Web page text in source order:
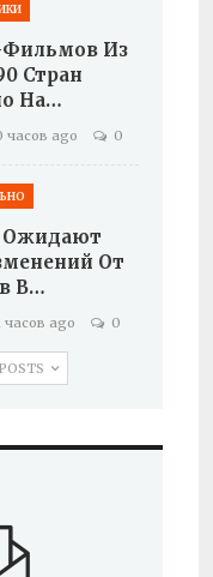
Из
Стран
На…
часов ago 0
Ожидают
От
В…
часов ago 0